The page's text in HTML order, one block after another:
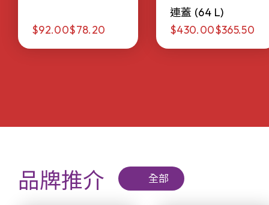
$92.00$78.20
連蓋 (64 L)
$430.00$365.50
品牌推介 全部